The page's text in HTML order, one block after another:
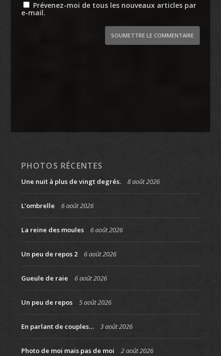
Prévenez-moi de tous les nouveaux articles par
e-mail.
SOUMETTRE LE COMMENTAIRE
PHOTOS RÉCENTES
Une nuit à plus de vingt degrés. 8 août 2026
L’ombrelle 6 août 2026
La reine des moules 6 août 2026
Un peu de repos 2 6 août 2026
Gueule de raie 6 août 2026
Un peu de repos 5 août 2026
En parlant de couples… 3 août 2026
Photo de moi mais pas de moi 2 août 2026